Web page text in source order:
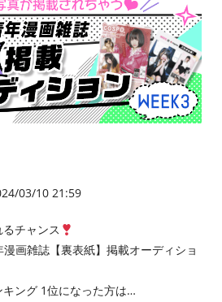
03/10 21:59
チャンス
画雑誌【裏表紙】掲載オーディショ
ング 1位になった方は…